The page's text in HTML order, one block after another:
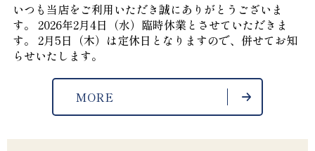
いつも当店をご利用いただき誠にありがとうございま
す。 2026年2月4日（水）臨時休業とさせていただきま
す。 2月5日（木）は定休日となりますので、併せてお知
らせいたします。
MORE